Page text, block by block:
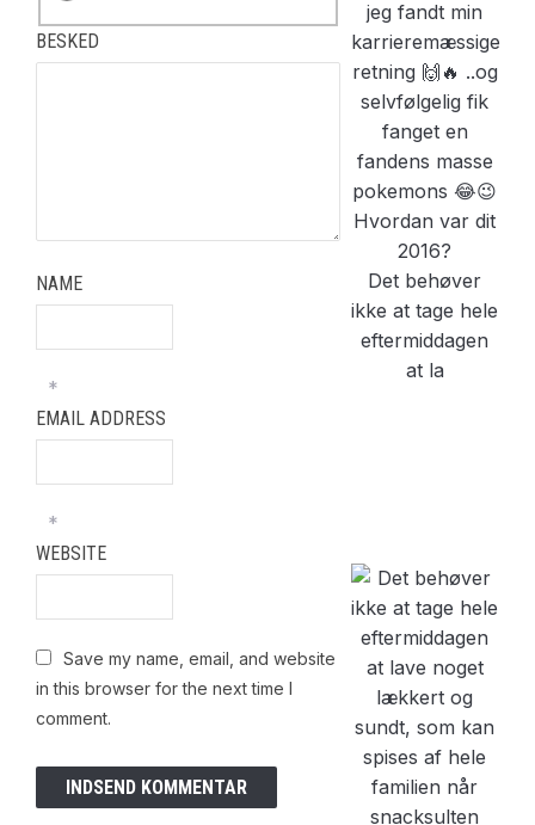
BESKED
NAME
*
EMAIL ADDRESS
*
WEBSITE
Save my name, email, and website
in this browser for the next time I
comment.
Det behøver
ikke at tage hele
eftermiddagen
at la